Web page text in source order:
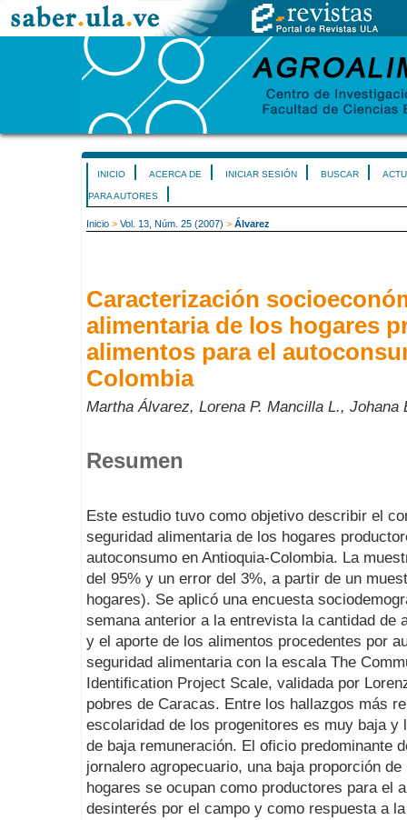
INICIO ACERCA DE INICIAR SESIÓN BUSCAR
PARA AUTORES
Inicio > Vol. 13, Núm. 25 (2007) > Álvarez
Caracterización
alimentaria de los hogares
alimentos para el
Colombia
Martha Álvarez, Lorena P. Mancilla L., Johana
Resumen
Este estudio tuvo como objetivo describir el
seguridad alimentaria de los hogares
autoconsumo en Antioquia-Colombia. La
del 95% y un error del 3%, a partir de un
hogares). Se aplicó una encuesta
semana anterior a la entrevista la cantidad de
y el aporte de los alimentos procedentes por
seguridad alimentaria con la escala The
Identification Project Scale, validada por
pobres de Caracas. Entre los hallazgos más
escolaridad de los progenitores es muy baja
de baja remuneración. El oficio predominante
jornalero agropecuario, una baja proporción
hogares se ocupan como productores para el
desinterés por el campo y como respuesta a